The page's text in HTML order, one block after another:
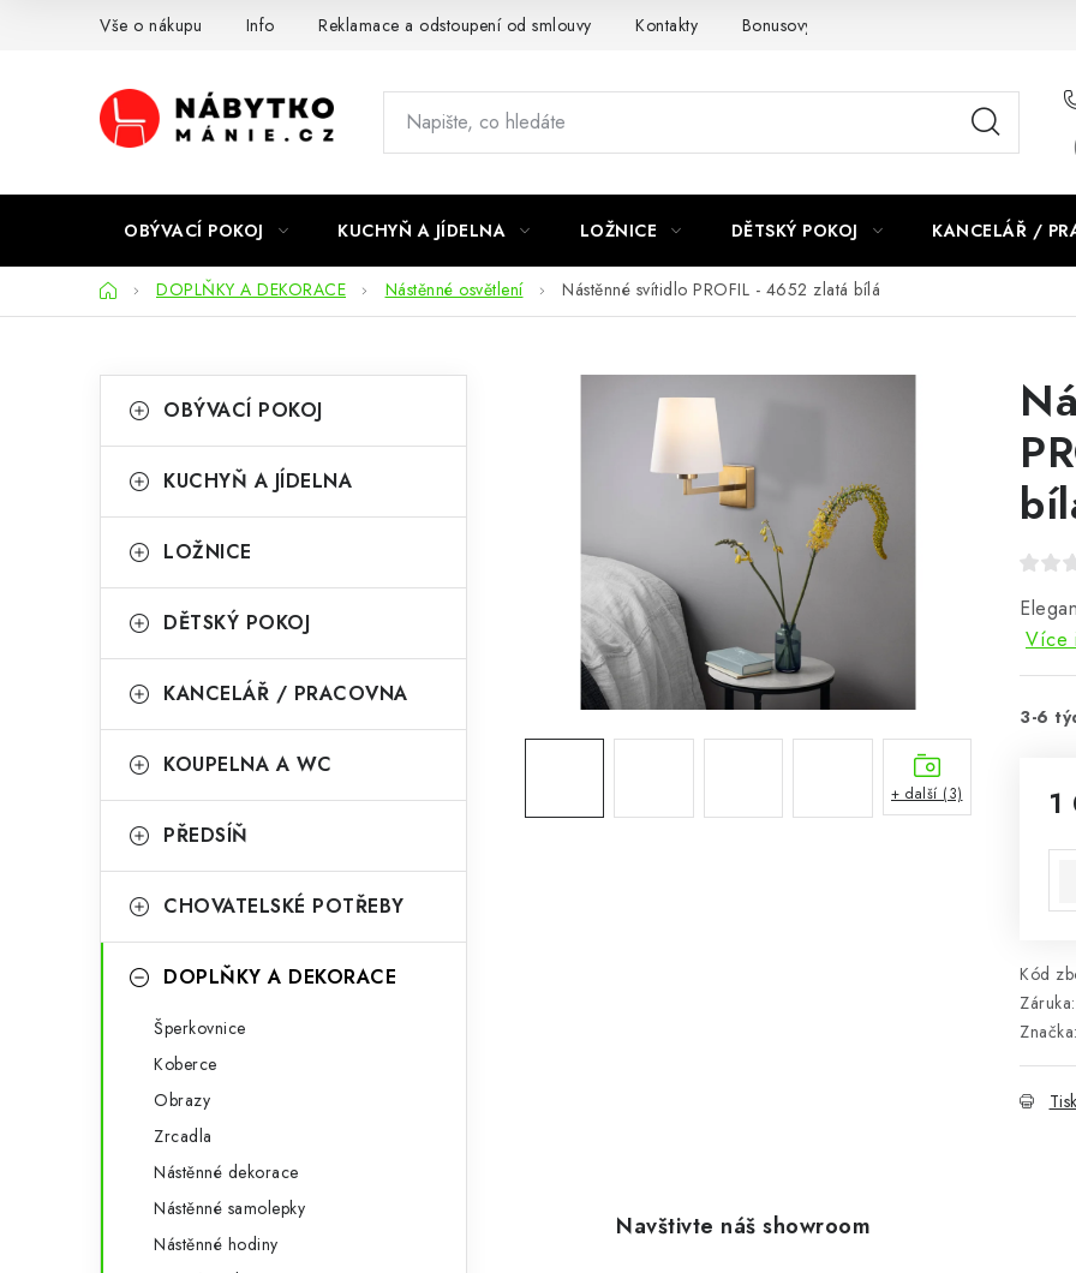
Vše o nákupu Info Reklamace a odstoupení od smlouvy Kontakty Bonusový program NBM+
OBÝVACÍ POKOJ KUCHYŇ A JÍDELNA LOŽNICE DĚTSKÝ POKOJ KANCELÁŘ /
DomůDOPLŇKY A DEKORACE Nástěnné osvětlení Nástěnné svítidlo PROFIL - 4652 zlatá bílá
o
t
r
n
n
p
e
kategorie
a
e
o
i
OBÝVACÍ POKOJ
KUCHYŇ A JÍDELNA
LOŽNICE
DĚTSKÝ POKOJ
KANCELÁŘ / PRACOVNA
KOUPELNA A WC
PŘEDSÍŇ
CHOVATELSKÉ POTŘEBY
DOPLŇKY A DEKORACE
Šperkovnice
Koberce
Obrazy
Zrcadla
Nástěnné dekorace
Nástěnné samolepky
Nástěnné hodiny
Více
3-6
1
Kód
Záruka:
+ další (3)
Navštivte náš showroom